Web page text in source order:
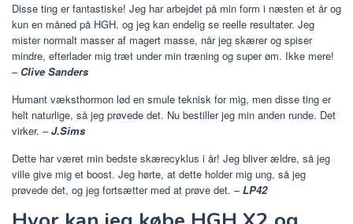
Disse ting er fantastiske! Jeg har arbejdet på min form i næsten et år og
kun en måned på HGH, og jeg kan endelig se reelle resultater. Jeg
mister normalt masser af magert masse, når jeg skærer og spiser
mindre, efterlader mig træt under min træning og super øm. Ikke mere!
– Clive Sanders
Humant væksthormon lød en smule teknisk for mig, men disse ting er
helt naturlige, så jeg prøvede det. Nu bestiller jeg min anden runde. Det
virker. –J.Sims
Dette har været min bedste skærecyklus i år! Jeg bliver ældre, så jeg
ville give mig et boost. Jeg hørte, at dette holder mig ung, så jeg
prøvede det, og jeg fortsætter med at prøve det. –LP42